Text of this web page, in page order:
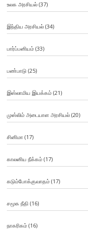
உலக அரசியல்(37)
இந்திய அரசியல்(34)
பார்ப்பனியம்(33)
பண்பாடு(25)
இஸ்லாமிய இயக்கம்(21)
முஸ்லிம் அடையாள அரசியல்(20)
சினிமா (17)
காலனிய நீக்கம்(17)
கடும்போக்குவாதம்(17)
சமூக நீதி (16)
நாகரிகம்(16)